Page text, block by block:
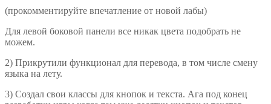
(прокомментируйте впечатление от новой лабы)
Для левой боковой панели все никак цвета подобрать не
можем.
2) Прикрутили функционал для перевода, в том числе смену
языка на лету.
3) Создал свои классы для кнопок и текста. Ага под конец